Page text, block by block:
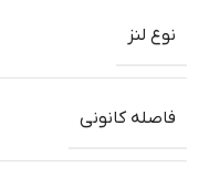
نوع لنز
فاصله کانونی